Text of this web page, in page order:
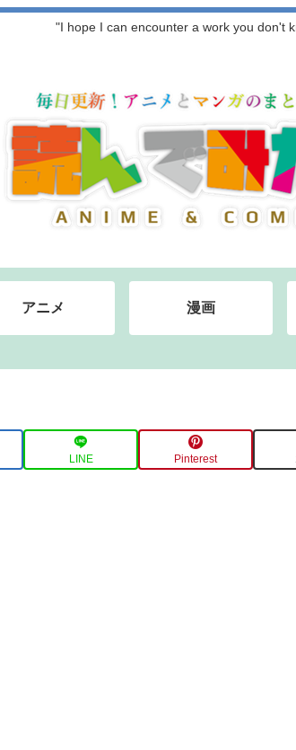
"I hope I can encounter a work you don't
アニメ 漫画
LINE Pinterest